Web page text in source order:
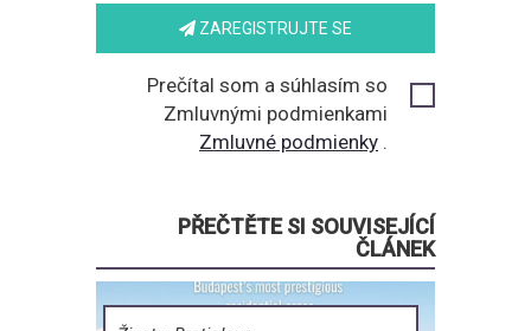
ZAREGISTRUJTE SE
Prečítal som a súhlasím so
Zmluvnými podmienkami
Zmluvné podmienky .
PŘEČTĚTE SI SOUVISEJÍCÍ
ČLÁNEK